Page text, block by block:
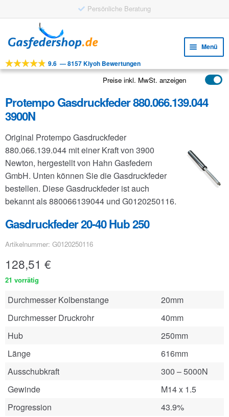
Persönliche Beratung
Navigation
springen
Inhalt
springen
Menü
Werkzeuge
Anwendungen
FAQ
9.6 —8157 Kiyoh Bewertungen
Preise inkl. MwSt. anzeigen
Protempo Gasdruckfeder 880.066.139.044
3900N
Original Protempo Gasdruckfeder
880.066.139.044 mit einer Kraft von 3900
Newton, hergestellt von Hahn Gasfedern
GmbH. Unten können Sie die Gasdruckfeder
bestellen. Diese Gasdruckfeder ist auch
bekannt als 880066139044 und G0120250116.
Gasdruckfeder 20-40 Hub 250
Artikelnummer: G0120250116
128,51 €
21 vorrätig
Durchmesser Kolbenstange
20mm
Durchmesser Druckrohr
40mm
Hub
250mm
Länge
616mm
Ausschubkraft
300 – 5000N
Gewinde
M14 x 1.5
Progression
43.9%